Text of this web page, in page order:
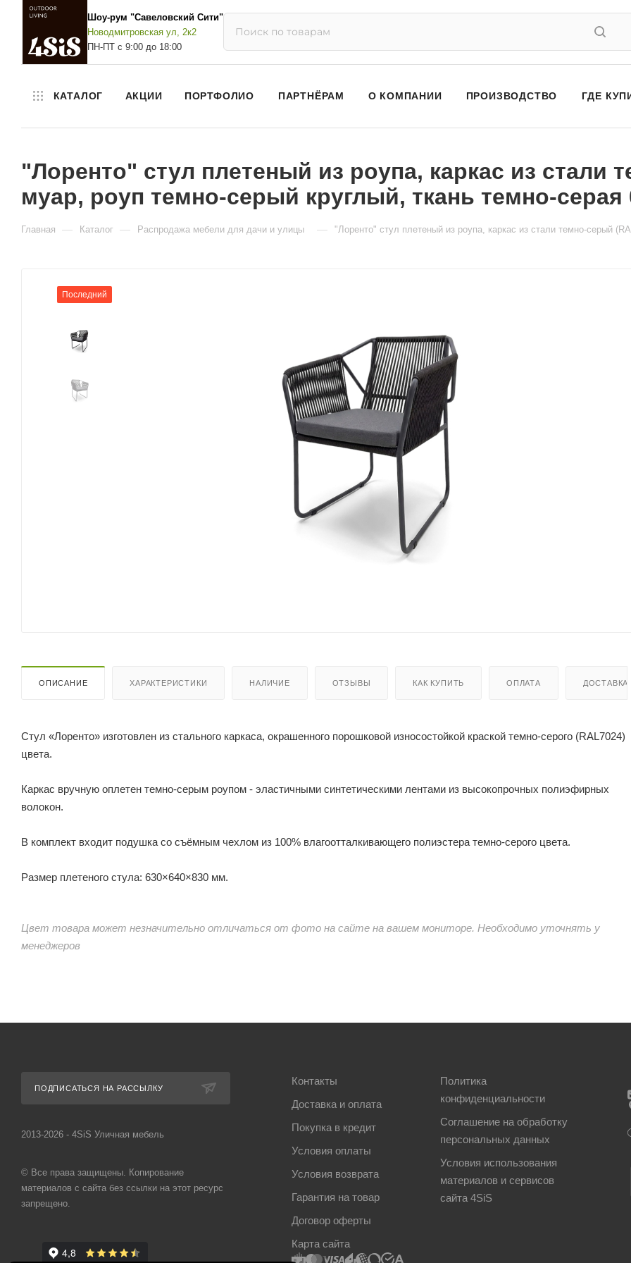
Шоу-рум "Савеловский Сити"
Новодмитровская ул, 2к2
ПН-ПТ с 9:00 до 18:00
КАТАЛОГ АКЦИИ ПОРТФОЛИО ПАРТНЁРАМ О КОМПАНИИ ПРОИЗВОДСТВО ГДЕ
"Лоренто" стул плетеный из роупа, каркас из стали
муар, роуп темно-серый круглый, ткань темно-серая
Главная — Каталог — Распродажа мебели для дачи и улицы — "Лоренто" стул плетеный из роупа, каркас из стали темно-серый
Последний
ОПИСАНИЕ ХАРАКТЕРИСТИКИ НАЛИЧИЕ ОТЗЫВЫ КАК КУПИТЬ ОПЛАТА ДОСТАВКА
Стул «Лоренто» изготовлен из стального каркаса, окрашенного порошковой износостойкой краской темно-серого (RAL7024)
цвета.
Каркас вручную оплетен темно-серым роупом - эластичными синтетическими лентами из высокопрочных полиэфирных
волокон.
В комплект входит подушка со съёмным чехлом из 100% влагоотталкивающего полиэстера темно-серого цвета.
Размер плетеного стула: 630×640×830 мм.
Цвет товара может незначительно отличаться от фото на сайте на вашем мониторе. Необходимо уточнять у
менеджеров
ПОДПИСАТЬСЯ НА РАССЫЛКУ
2013-2026 - 4SiS Уличная мебель
© Все права защищены. Копирование
материалов с сайта без ссылки на этот ресурс
запрещено.
Контакты
Доставка и оплата
Покупка в кредит
Условия оплаты
Условия возврата
Гарантия на товар
Договор оферты
Карта сайта
Политика
конфиденциальности
Соглашение на обработку
персональных данных
Условия использования
материалов и сервисов
сайта 4SiS